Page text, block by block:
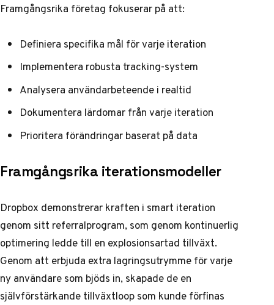
Framgångsrika företag fokuserar på att:
Definiera specifika mål för varje iteration
Implementera robusta tracking-system
Analysera användarbeteende i realtid
Dokumentera lärdomar från varje iteration
Prioritera förändringar baserat på data
Framgångsrika iterationsmodeller
Dropbox demonstrerar kraften i smart iteration
genom sitt referralprogram, som genom kontinuerlig
optimering ledde till en explosionsartad tillväxt.
Genom att erbjuda extra lagringsutrymme för varje
ny användare som bjöds in, skapade de en
självförstärkande tillväxtloop som kunde förfinas